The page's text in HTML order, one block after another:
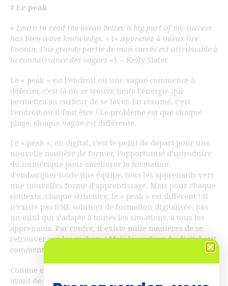
# Le peak
« Learn to read the ocean better, a big part of my success
has been wave knowledge. » («Apprenez à mieux lire
l’océan. Une grande partie de mon succès est attribuable à
la connaissance des vagues »). – Kelly Slater
Le « peak » est l’endroit où une vague commence à
déferler, c’est là où se trouve toute l’énergie qui
permettra au surfeur de se lever. En résumé, c’est
l’endroit où il faut être ! Le problème est que chaque
plage, chaque vague est différente.
Le « peak », en digital, c’est le point de départ pour une
nouvelle manière de former, l’opportunité d’introduire
du numérique pour améliorer la formation,
d’embarquer toute une équipe, tous les apprenants vers
une nouvelles forme d’apprentissage. Mais pour chaque
contexte, chaque structure, le « peak » est différent ! Il
n’existe pas UNE solution de formation digitalisée, pas
un outil qui s’adapte à toutes les situations, à tous les
apprenants. Par contre, il existe mille manières de se
retrouver sur les rochers ! Mais le surfeur du digital sait
comment les éviter.
Comme en surf, Il est donc important ET nécessaire,
avant de se jeter à l’eau, d’observer et de comprendre